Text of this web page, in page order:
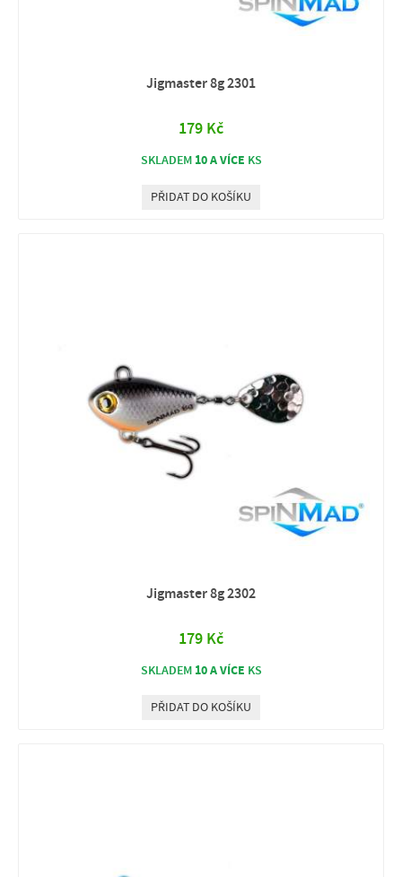
Jigmaster 8g 2301
179 Kč
SKLADEM 10 A VÍCE KS
PŘIDAT DO KOŠÍKU
Jigmaster 8g 2302
179 Kč
SKLADEM 10 A VÍCE KS
PŘIDAT DO KOŠÍKU